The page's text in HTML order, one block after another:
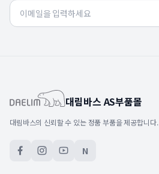
대림바스 AS부품몰
대림바스의 신뢰할 수 있는 정품 부품을 제공합니다.
N